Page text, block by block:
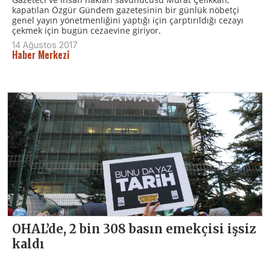
kapatılan Özgür Gündem gazetesinin bir günlük nöbetçi
genel yayın yönetmenliğini yaptığı için çarptırıldığı cezayı
çekmek için bugün cezaevine giriyor.
14 Ağustos 2017
Haber Merkezi
OHAL’de, 2 bin 308 basın emekçisi işsiz
kaldı